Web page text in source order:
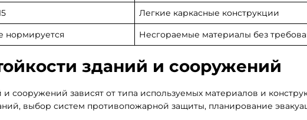
Легкие каркасные конструкции
нормируется Несгораемые материалы без
зданий и сооружений
и сооружений зависят от типа используемых материалов и
выбор систем противопожарной защиты, планирование